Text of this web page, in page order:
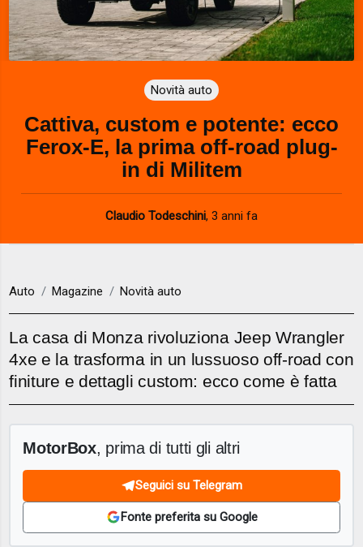
Novità auto
Cattiva, custom e potente: ecco
Ferox-E, la prima off-road plug-
in di Militem
Claudio Todeschini, 3 anni fa
Auto Magazine Novità auto
La casa di Monza rivoluziona Jeep Wrangler
4xe e la trasforma in un lussuoso off-road con
finiture e dettagli custom: ecco come è fatta
MotorBox, prima di tutti gli altri
Seguici su Telegram
Fonte preferita su Google